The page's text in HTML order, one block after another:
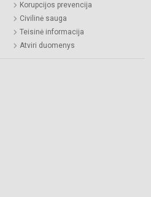
Korupcijos prevencija
Civilinė sauga
Teisinė informacija
Atviri duomenys